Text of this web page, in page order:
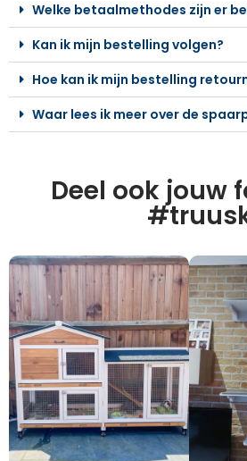
Welke betaalmethodes zijn er
Kan ik mijn bestelling volgen?
Hoe kan ik mijn bestelling
Waar lees ik meer over de
Deel ook jouw